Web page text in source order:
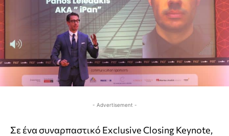
- Advertisement -
Σε ένα συναρπαστικό Exclusive Closing Keynote,